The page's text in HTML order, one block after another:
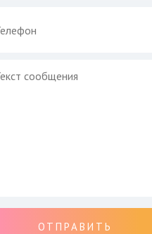
ОТПРАВИТЬ